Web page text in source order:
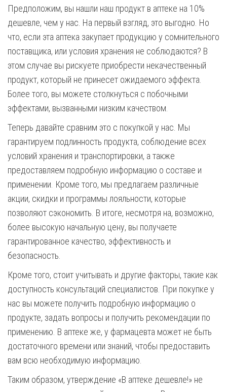
Предположим, вы нашли наш продукт в аптеке на 10%
дешевле, чем у нас. На первый взгляд, это выгодно. Но
что, если эта аптека закупает продукцию у сомнительного
поставщика, или условия хранения не соблюдаются? В
этом случае вы рискуете приобрести некачественный
продукт, который не принесет ожидаемого эффекта.
Более того, вы можете столкнуться с побочными
эффектами, вызванными низким качеством.
Теперь давайте сравним это с покупкой у нас. Мы
гарантируем подлинность продукта, соблюдение всех
условий хранения и транспортировки, а также
предоставляем подробную информацию о составе и
применении. Кроме того, мы предлагаем различные
акции, скидки и программы лояльности, которые
позволяют сэкономить. В итоге, несмотря на, возможно,
более высокую начальную цену, вы получаете
гарантированное качество, эффективность и
безопасность.
Кроме того, стоит учитывать и другие факторы, такие как
доступность консультаций специалистов. При покупке у
нас вы можете получить подробную информацию о
продукте, задать вопросы и получить рекомендации по
применению. В аптеке же, у фармацевта может не быть
достаточного времени или знаний, чтобы предоставить
вам всю необходимую информацию.
Таким образом, утверждение «В аптеке дешевле!» не